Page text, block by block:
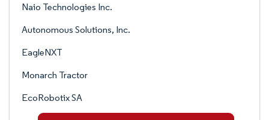
Naio Technologies Inc.
Autonomous Solutions, Inc.
EagleNXT
Monarch Tractor
EcoRobotix SA